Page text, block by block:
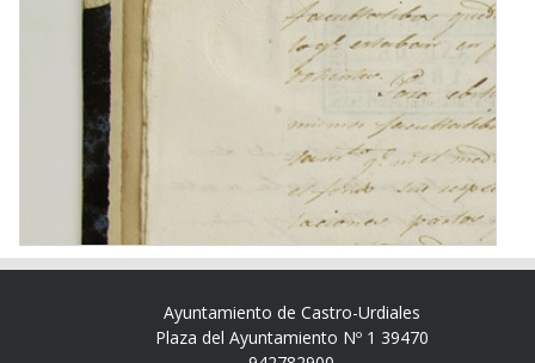
Ayuntamiento de Castro-Urdiales
Plaza del Ayuntamiento Nº 1 39470